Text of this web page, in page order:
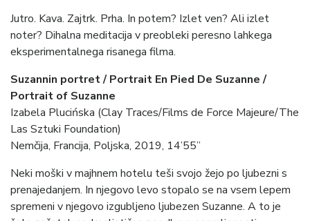
Jutro. Kava. Zajtrk. Prha. In potem? Izlet ven? Ali izlet
noter? Dihalna meditacija v preobleki peresno lahkega
eksperimentalnega risanega filma.
Suzannin portret / Portrait En Pied De Suzanne /
Portrait of Suzanne
Izabela Plucińska (Clay Traces/Films de Force Majeure/The
Las Sztuki Foundation)
Nemčija, Francija, Poljska, 2019, 14’55”
Neki moški v majhnem hotelu teši svojo žejo po ljubezni s
prenajedanjem. In njegovo levo stopalo se na vsem lepem
spremeni v njegovo izgubljeno ljubezen Suzanne. A to je